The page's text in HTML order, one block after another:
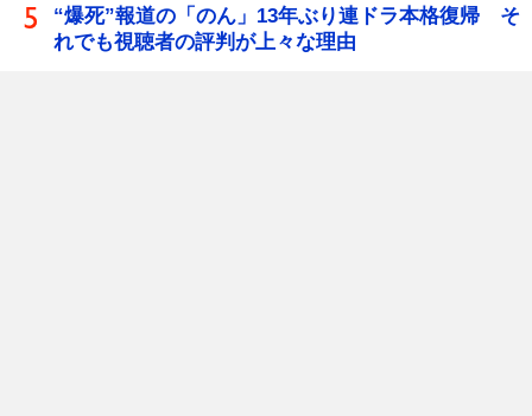
“爆死”報道の「のん」13年ぶり連ドラ本格復帰 そ
れでも視聴者の評判が上々な理由